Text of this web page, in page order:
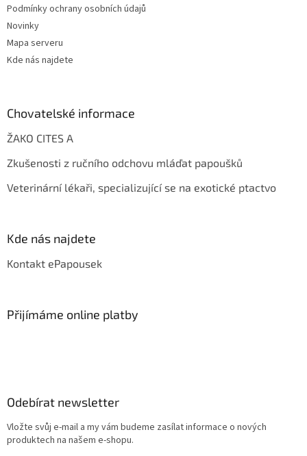
Podmínky ochrany osobních údajů
Novinky
Mapa serveru
Kde nás najdete
Chovatelské informace
ŽAKO CITES A
Zkušenosti z ručního odchovu mláďat papoušků
Veterinární lékaři, specializující se na exotické ptactvo
Kde nás najdete
Kontakt ePapousek
Přijímáme online platby
Odebírat newsletter
Vložte svůj e-mail a my vám budeme zasílat informace o nových
produktech na našem e-shopu.